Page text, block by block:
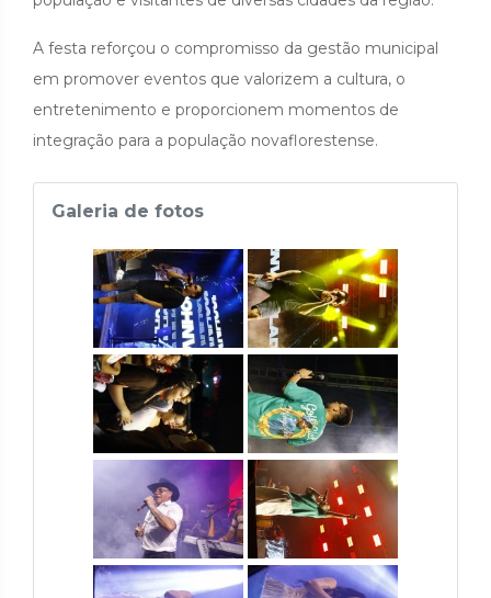
A festa reforçou o compromisso da gestão municipal
em promover eventos que valorizem a cultura, o
entretenimento e proporcionem momentos de
integração para a população novaflorestense.
Galeria de fotos